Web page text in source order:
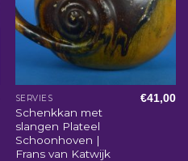
SERVIES
Schenkkan met
slangen Plateel
Schoonhoven |
Frans van Katwijk
€41,00